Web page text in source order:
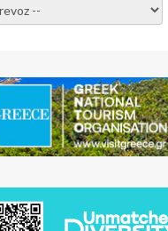
-